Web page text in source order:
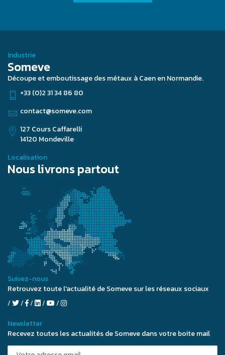
Industrie
Someve
Découpe et emboutissage des métaux à Caen en Normandie.
+33 (0)2 31 34 86 80
contact@someve.com
127 Cours Caffarelli
14120 Mondeville
Localisation
Nous livrons partout
Suivez-nous
Retrouvez toute l'actualité de Someve sur les réseaux sociaux
Newsletter
Recevez toutes les actualités de Someve dans votre boite mail